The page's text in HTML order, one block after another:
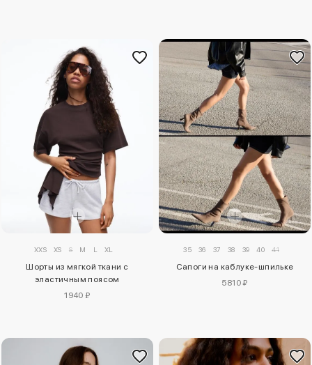
XXS XS S M L XL
Шорты из мягкой ткани с
эластичным поясом
1940 ₽
35 36 37 38 39 40 41
Сапоги на каблуке-шпильке
5810 ₽